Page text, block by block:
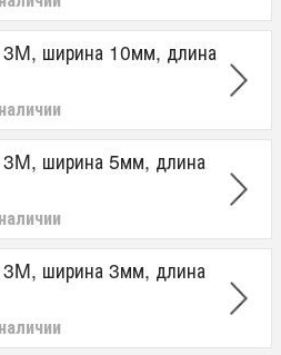
3M, ширина 10мм, длина
3M, ширина 5мм, длина
3M, ширина 3мм, длина